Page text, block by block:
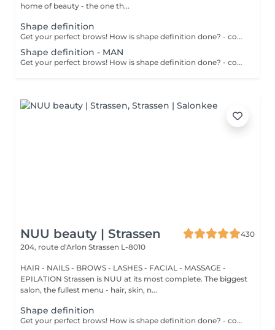
home of beauty - the one th...
Shape definition
Get your perfect brows! How is shape definition done? - consultation is performed - brows area is washed - excess hair is removed with wax - excess hair is removed with tweezers - brows are styled Age restrictions: recommended to do from 12 years. Post procedure recommendations: do not put makeup on the skin near the brows 4 hours after the procedure. Frequency: once in 3-4 weeks.
Shape definition - MAN
Get your perfect brows! How is shape definition done? - consultation is performed - brows area is washed - excess hair is removed with wax - excess hair is removed with tweezers - brows are styled Age restrictions: recommended to do from 12 years. Post procedure recommendations: excessive sweating is prohibited. Frequency: once in 3-4 weeks.
NUU beauty | Strassen
430
204, route d'Arlon Strassen L-8010
HAIR - NAILS - BROWS - LASHES - FACIAL - MASSAGE -
EPILATION Strassen is NUU at its most complete. The biggest
salon, the fullest menu - hair, skin, n...
Shape definition
Get your perfect brows! How is shape definition done? - consultation is performed - brows area is washed - excess hair is removed with wax - excess hair is removed with tweezers - brows are styled Age restrictions: recommended to do from 12 years. Post procedure recommendations: do not put makeup on the skin near the brows 4 hours after the procedure. Frequency: once in 3-4 weeks.